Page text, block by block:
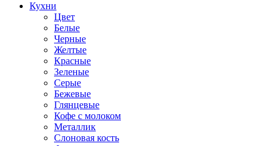
Кухни
Цвет
Белые
Черные
Желтые
Красные
Зеленые
Серые
Бежевые
Глянцевые
Кофе с молоком
Металлик
Слоновая кость